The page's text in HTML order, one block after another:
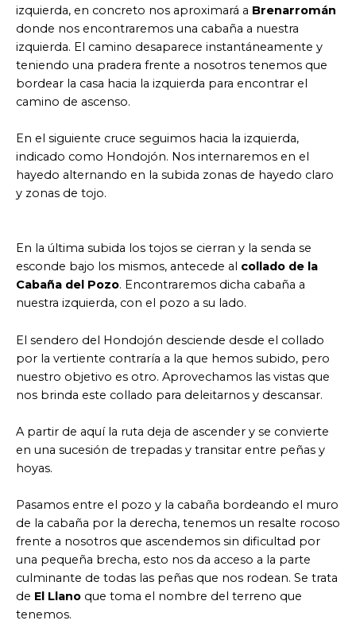
izquierda, en concreto nos aproximará a Brenarromán
donde nos encontraremos una cabaña a nuestra
izquierda. El camino desaparece instantáneamente y
teniendo una pradera frente a nosotros tenemos que
bordear la casa hacia la izquierda para encontrar el
camino de ascenso.
En el siguiente cruce seguimos hacia la izquierda,
indicado como Hondojón. Nos internaremos en el
hayedo alternando en la subida zonas de hayedo claro
y zonas de tojo.
En la última subida los tojos se cierran y la senda se
esconde bajo los mismos, antecede al collado de la
Cabaña del Pozo. Encontraremos dicha cabaña a
nuestra izquierda, con el pozo a su lado.
El sendero del Hondojón desciende desde el collado
por la vertiente contraría a la que hemos subido, pero
nuestro objetivo es otro. Aprovechamos las vistas que
nos brinda este collado para deleitarnos y descansar.
A partir de aquí la ruta deja de ascender y se convierte
en una sucesión de trepadas y transitar entre peñas y
hoyas.
Pasamos entre el pozo y la cabaña bordeando el muro
de la cabaña por la derecha, tenemos un resalte rocoso
frente a nosotros que ascendemos sin dificultad por
una pequeña brecha, esto nos da acceso a la parte
culminante de todas las peñas que nos rodean. Se trata
de El Llano que toma el nombre del terreno que
tenemos.